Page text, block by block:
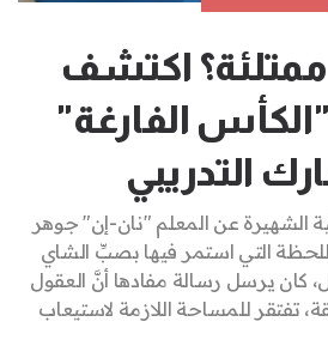
اكتشف
الفارغة"
التدريبي
الشهيرة عن المعلم "نان-إن" جوهر
التي استمر فيها بصبِّ الشاي
كان يرسل رسالة مفادها أنَّ العقول
تفتقر للمساحة اللازمة لاستيعاب